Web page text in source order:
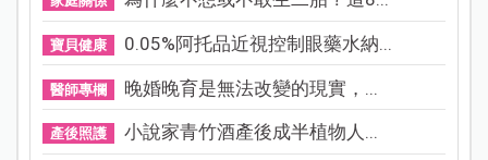
寶貝健康 0.05%阿托品近視控制眼藥水納...
醫師專欄 晚婚晚育是無法改變的現實，...
產後照護 小說家青竹酒產後成半植物人...